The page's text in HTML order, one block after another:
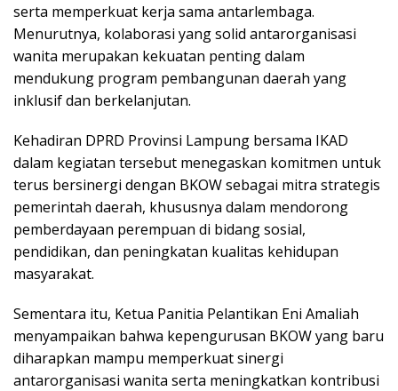
serta memperkuat kerja sama antarlembaga.
Menurutnya, kolaborasi yang solid antarorganisasi
wanita merupakan kekuatan penting dalam
mendukung program pembangunan daerah yang
inklusif dan berkelanjutan.
Kehadiran DPRD Provinsi Lampung bersama IKAD
dalam kegiatan tersebut menegaskan komitmen untuk
terus bersinergi dengan BKOW sebagai mitra strategis
pemerintah daerah, khususnya dalam mendorong
pemberdayaan perempuan di bidang sosial,
pendidikan, dan peningkatan kualitas kehidupan
masyarakat.
Sementara itu, Ketua Panitia Pelantikan Eni Amaliah
menyampaikan bahwa kepengurusan BKOW yang baru
diharapkan mampu memperkuat sinergi
antarorganisasi wanita serta meningkatkan kontribusi